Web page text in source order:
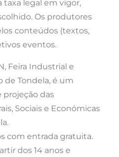
taxa legal em vigor,
Os produtores
conteúdos (textos,
eventos.
Feira Industrial e
de Tondela, é um
das
Sociais e Económicas
com entrada gratuita.
dos 14 anos e